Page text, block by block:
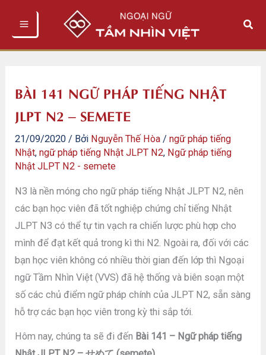
Tìm
BÀI 141 NGỮ PHÁP TIẾNG NHẬT
JLPT N2 – SEMETE
21/09/2020 / Bởi Nguyễn Thế Hòa /ngữ pháp tiếng
Nhật,ngữ pháp tiếng Nhật JLPT N2, Ngữ pháp tiếng
Nhật JLPT N2 - semete
N3 là nền móng cho ngữ pháp tiếng Nhật JLPT N2, nên
các bạn học viên đã tốt nghiệp chứng chỉ tiếng Nhật
JLPT N3 có thể tự tin vạch ra chiến lược phù hợp cho
mình để đạt kết quả trong kì thi N2. Ngoài ra, đối với các
bạn học viên không có nhiều thời gian đến lớp thì Ngoại
ngữ Tầm Nhìn Việt (VVS) đã hệ thống và biên soạn một
số các chủ điểm ngữ pháp chính của JLPT N2, sẵn sàng
hỗ trợ các bạn học viên trong kỳ thi sắp tới.
Hôm nay, chúng ta sẽ đi đến Bài 141 – Ngữ pháp tiếng